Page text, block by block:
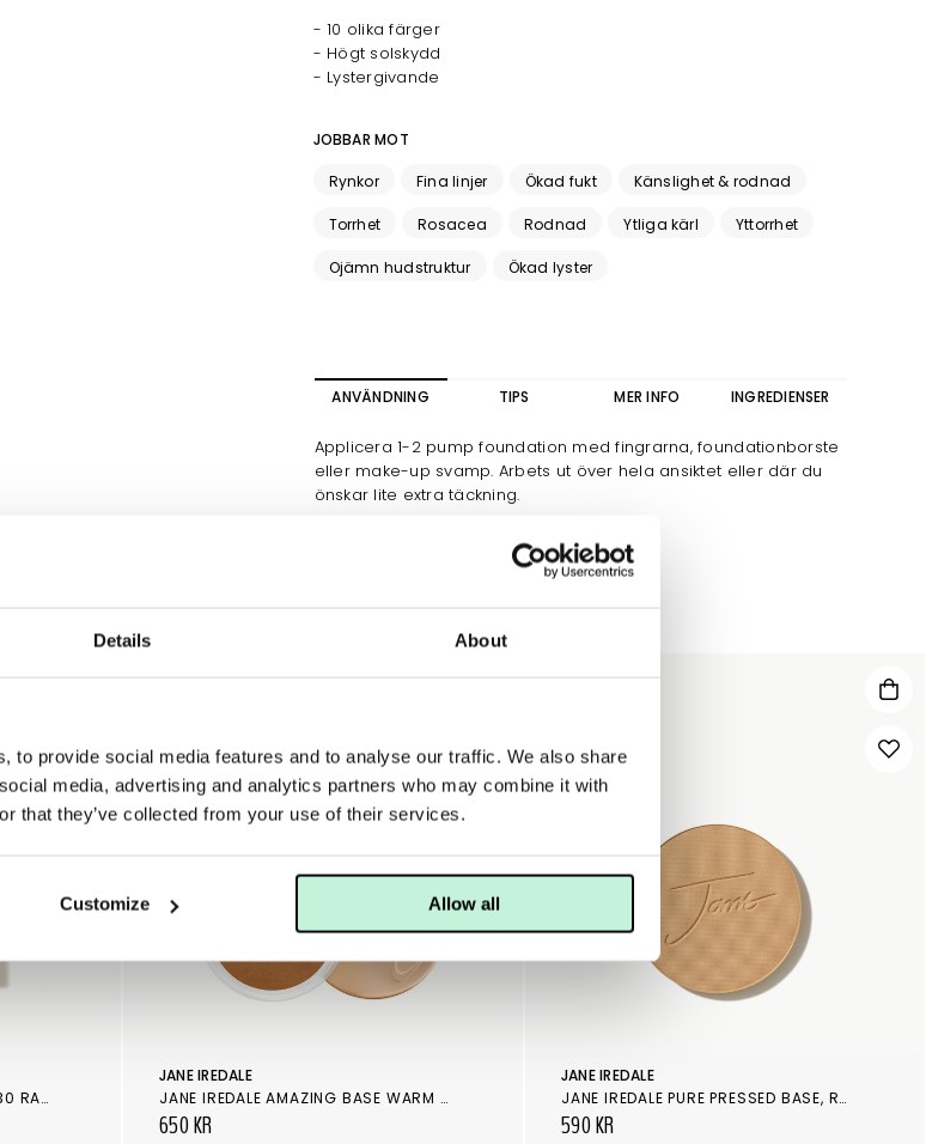
Details About
to provide social media features and to analyse our traffic. We also share
media, advertising and analytics partners who may combine it with
that they’ve collected from your use of their services.
Customize Allow all
- 10 olika färger
- Högt solskydd
- Lystergivande
JOBBAR MOT
Rynkor Fina linjer Ökad fukt Känslighet & rodnad
Torrhet Rosacea Rodnad Ytliga kärl Yttorrhet
Ojämn hudstruktur Ökad lyster
ANVÄNDNING TIPS MER INFO INGREDIENSER
Applicera 1-2 pump foundation med fingrarna, foundationborste
eller make-up svamp. Arbets ut över hela ansiktet eller där du
önskar lite extra täckning.
Foundation
JANE IREDALE SKINTUITION SPF 30 RADIANCE BOOSTING LIQUID FOUNDATION
JANE IREDALE
JANE IREDALE AMAZING BASE WARM BROWN
650 KR
JANE IREDALE
JANE IREDALE PURE PRESSED BASE, REFILL CARAMEL
590 KR